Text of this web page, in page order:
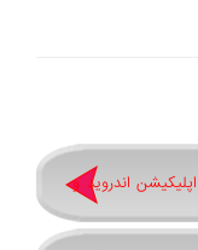
اندروید و